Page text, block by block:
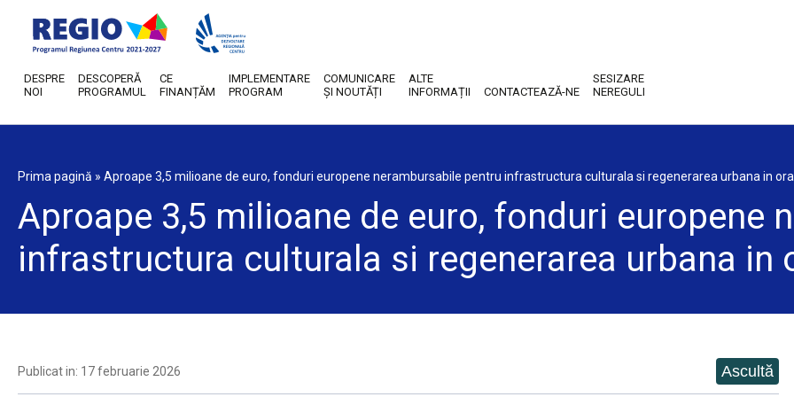
DESPRE
NOI
DESCOPERĂ
PROGRAMUL
CE
FINANȚĂM
IMPLEMENTARE
PROGRAM
COMUNICARE
ȘI NOUTĂȚI
ALTE
INFORMAȚII
CONTACTEAZĂ-NE
SESIZARE
NEREGULI
Prima pagină » Aproape 3,5 milioane de euro, fonduri europene nerambursabile pentru infrastructura culturala si regenerarea urbana in
Aproape 3,5 milioane de euro, fonduri europene
infrastructura culturala si regenerarea urbana in
Publicat in: 17 februarie 2026